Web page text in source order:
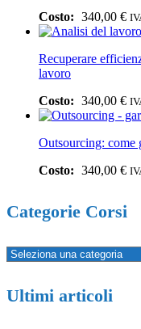
340,00 €
Recuperare
lavoro
340,00 €
Outsourcing: come
340,00 €
Categorie Corsi
Ultimi articoli